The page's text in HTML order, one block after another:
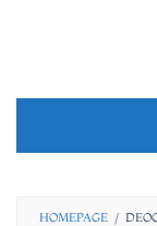
HOMEPAGE /